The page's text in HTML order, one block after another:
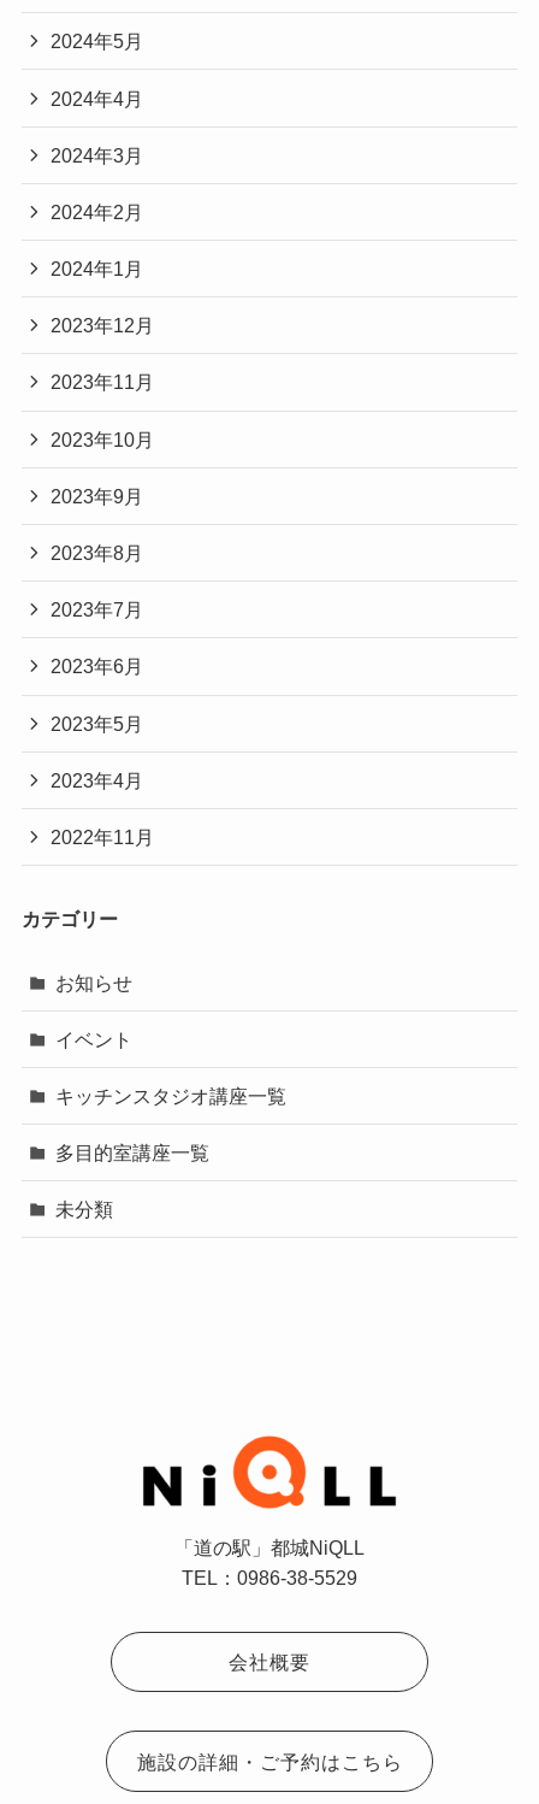
2024年5月
2024年4月
2024年3月
2024年2月
2024年1月
2023年12月
2023年11月
2023年10月
2023年9月
2023年8月
2023年7月
2023年6月
2023年5月
2023年4月
2022年11月
カテゴリー
お知らせ
イベント
キッチンスタジオ講座一覧
多目的室講座一覧
未分類
「道の駅」都城NiQLL
TEL：0986-38-5529
会社概要
施設の詳細・ご予約はこちら